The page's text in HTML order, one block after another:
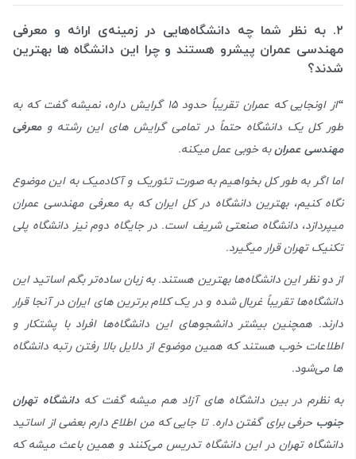
۲. به نظر شما چه دانشگاه‌هایی در زمینه‌ی ارائه و معرفی
مهندسی عمران پیشرو هستند و چرا این دانشگاه ها بهترین
شدند؟
“
از اونجایی که عمران تقریباً حدود ۱۵ گرایش داره، نمیشه گفت که به
طور کل یک دانشگاه حتماً در تمامی گرایش های این رشته ومعرفی
مهندسی عمرانبه خوبی عمل میکنه.
اما اگر به طور کل بخواهیم به صورت تئوریک و آکادمیک به این موضوع
نگاه کنیم، بهترین دانشگاه در کل ایران که به معرفی مهندسی عمران
میپردازد، دانشگاه صنعتی شریف است. در جایگاه دوم نیز دانشگاه پلی
تکنیک تهرانقرار میگیرد.
از دو نظر این دانشگاه‌ها بهترین هستند. به زبان ساده‌تر بگم اساتید این
دانشگاه‌ها تقریباً غربال شده و در یک کلام برترین‌ های ایران در آنجا قرار
دارند. همچنین بیشتر دانشجوهای این دانشگاه‌ها افراد با پشتکار و
اطلاعات خوب هستند که همین موضوع از دلایل بالا رفتن رتبه دانشگاه
ها می‌شود.
به نظرم در بین دانشگاه های آزاد هم میشه گفت کهدانشگاه تهران
جنوب حرفی برای گفتن داره. تا جایی که من اطلاع دارم بعضی از اساتید
دانشگاه تهران در این دانشگاه تدریس می‌کنند و همین باعث میشه که